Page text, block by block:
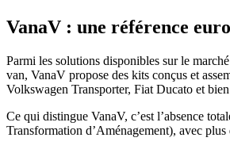
VanaV : une référence
Parmi les solutions disponibles sur le
van, VanaV propose des kits conçus et
Volkswagen Transporter, Fiat Ducato et bien
Ce qui distingue VanaV, c’est l’absence
Transformation d’Aménagement), avec